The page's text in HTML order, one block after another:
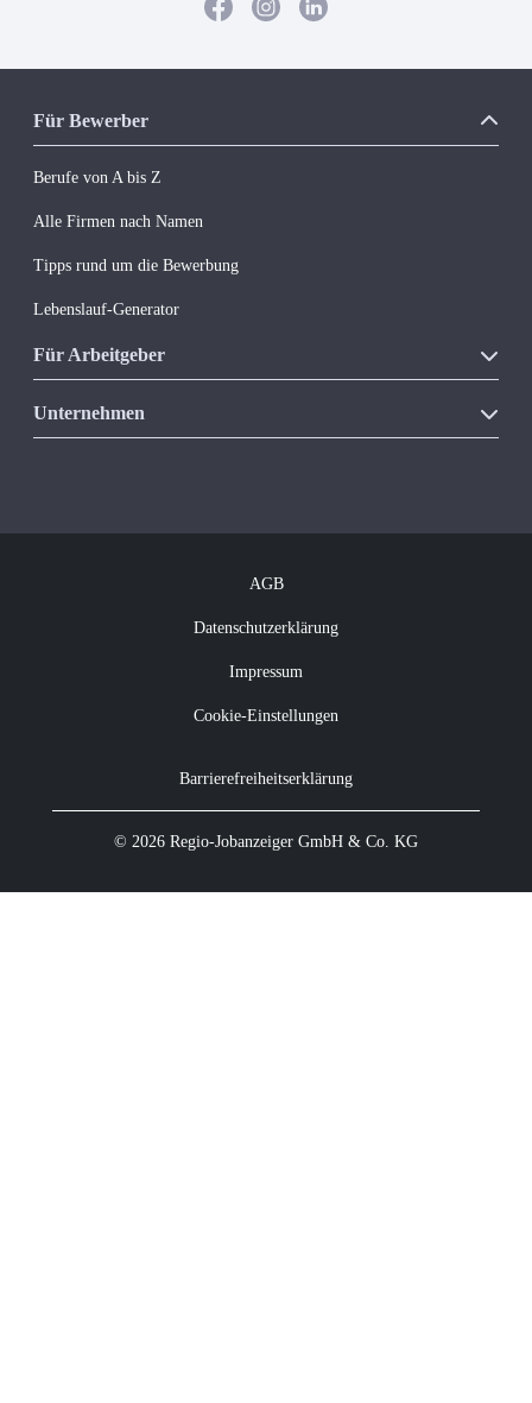
Für Bewerber
Berufe von A bis Z
Alle Firmen nach Namen
Tipps rund um die Bewerbung
Lebenslauf-Generator
Für Arbeitgeber
Unsere Produkte
Unternehmen
AGB
Datenschutzerklärung
Impressum
Cookie-Einstellungen
Barrierefreiheitserklärung
© 2026 Regio-Jobanzeiger GmbH & Co. KG